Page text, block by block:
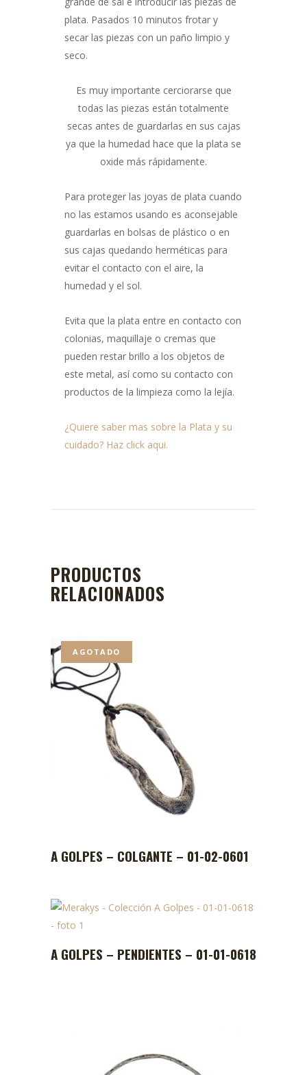
plata. Pasados 10 minutos frotar y
secar las piezas con un paño limpio y
seco.
Es muy importante cerciorarse que
todas las piezas están totalmente
secas antes de guardarlas en sus cajas
ya que la humedad hace que la plata se
oxide más rápidamente.
Para proteger las joyas de plata cuando
no las estamos usando es aconsejable
guardarlas en bolsas de plástico o en
sus cajas quedando herméticas para
evitar el contacto con el aire, la
humedad y el sol.
Evita que la plata entre en contacto con
colonias, maquillaje o cremas que
pueden restar brillo a los objetos de
este metal, así como su contacto con
productos de la limpieza como la lejía.
¿Quiere saber mas sobre la Plata y su
cuidado? Haz click aqui.
PRODUCTOS
RELACIONADOS
AGOTADO
A GOLPES – COLGANTE – 01-02-0601
A GOLPES – PENDIENTES – 01-01-0618